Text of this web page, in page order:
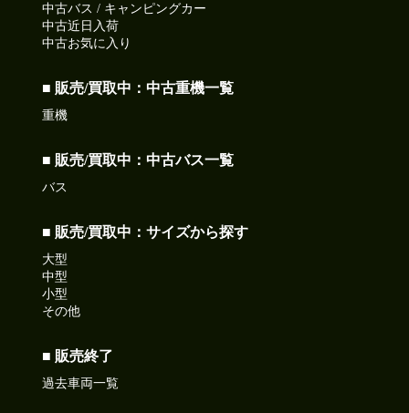
中古バス / キャンピングカー
中古近日入荷
中古お気に入り
■ 販売/買取中：中古重機一覧
重機
■ 販売/買取中：中古バス一覧
バス
■ 販売/買取中：サイズから探す
大型
中型
小型
その他
■ 販売終了
過去車両一覧